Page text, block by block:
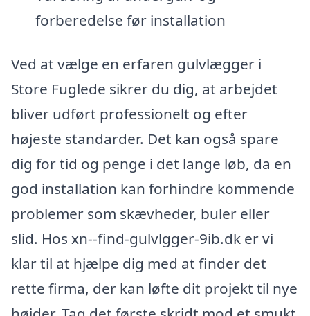
forberedelse før installation
Ved at vælge en erfaren gulvlægger i
Store Fuglede sikrer du dig, at arbejdet
bliver udført professionelt og efter
højeste standarder. Det kan også spare
dig for tid og penge i det lange løb, da en
god installation kan forhindre kommende
problemer som skævheder, buler eller
slid. Hos xn--find-gulvlgger-9ib.dk er vi
klar til at hjælpe dig med at finder det
rette firma, der kan løfte dit projekt til nye